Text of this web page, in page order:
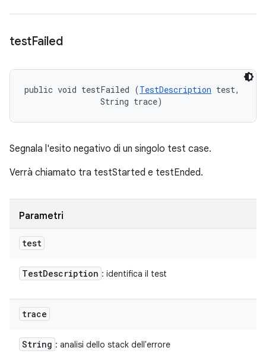
testFailed
public void testFailed (TestDescription test,
                String trace)
Segnala l'esito negativo di un singolo test case.
Verrà chiamato tra testStarted e testEnded.
Parametri
test
TestDescription : identifica il test
trace
String : analisi dello stack dell'errore